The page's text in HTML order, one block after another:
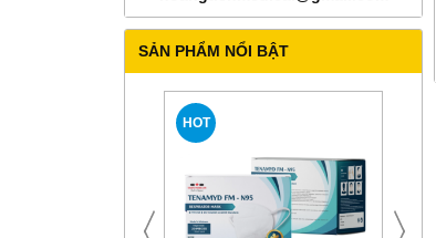
SẢN PHẨM NỔI BẬT
HOT